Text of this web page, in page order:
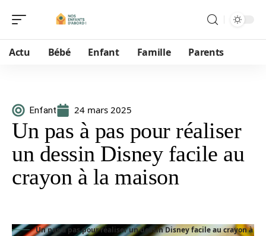
Actu Bébé Enfant Famille Parents
Enfant 24 mars 2025
Un pas à pas pour réaliser
un dessin Disney facile au
crayon à la maison
Un pas à pas pour réaliser un dessin Disney facile au crayon à